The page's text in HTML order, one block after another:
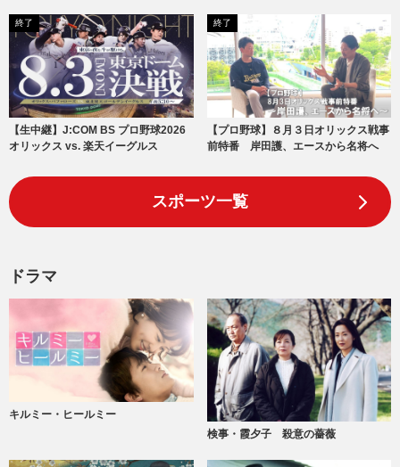
終了
【生中継】J:COM BS プロ野球2026
オリックス vs. 楽天イーグルス
終了
【プロ野球】８月３日オリックス戦事
前特番 岸田護、エースから名将へ
スポーツ一覧
ドラマ
キルミー・ヒールミー
検事・霞夕子 殺意の薔薇